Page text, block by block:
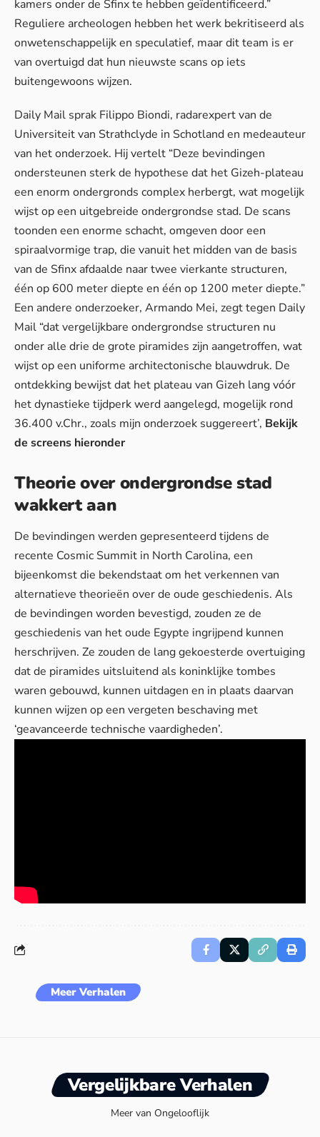
kamers onder de Sfinx te hebben geïdentificeerd.”
Reguliere archeologen hebben het werk bekritiseerd als
onwetenschappelijk en speculatief, maar dit team is er
van overtuigd dat hun nieuwste scans op iets
buitengewoons wijzen.
Daily Mail sprak Filippo Biondi, radarexpert van de
Universiteit van Strathclyde in Schotland en medeauteur
van het onderzoek. Hij vertelt “Deze bevindingen
ondersteunen sterk de hypothese dat het Gizeh-plateau
een enorm ondergronds complex herbergt, wat mogelijk
wijst op een uitgebreide ondergrondse stad. De scans
toonden een enorme schacht, omgeven door een
spiraalvormige trap, die vanuit het midden van de basis
van de Sfinx afdaalde naar twee vierkante structuren,
één op 600 meter diepte en één op 1200 meter diepte.”
Een andere onderzoeker, Armando Mei, zegt tegen Daily
Mail “dat vergelijkbare ondergrondse structuren nu
onder alle drie de grote piramides zijn aangetroffen, wat
wijst op een uniforme architectonische blauwdruk. De
ontdekking bewijst dat het plateau van Gizeh lang vóór
het dynastieke tijdperk werd aangelegd, mogelijk rond
36.400 v.Chr., zoals mijn onderzoek suggereert’, Bekijk
de screens hieronder
Theorie over ondergrondse stad
wakkert aan
De bevindingen werden gepresenteerd tijdens de
recente Cosmic Summit in North Carolina, een
bijeenkomst die bekendstaat om het verkennen van
alternatieve theorieën over de oude geschiedenis. Als
de bevindingen worden bevestigd, zouden ze de
geschiedenis van het oude Egypte ingrijpend kunnen
herschrijven. Ze zouden de lang gekoesterde overtuiging
dat de piramides uitsluitend als koninklijke tombes
waren gebouwd, kunnen uitdagen en in plaats daarvan
kunnen wijzen op een vergeten beschaving met
‘geavanceerde technische vaardigheden’.
Meer Verhalen
Vergelijkbare Verhalen
Meer van Ongelooflijk